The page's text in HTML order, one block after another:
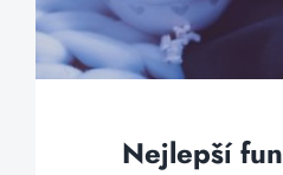
Nejlepší